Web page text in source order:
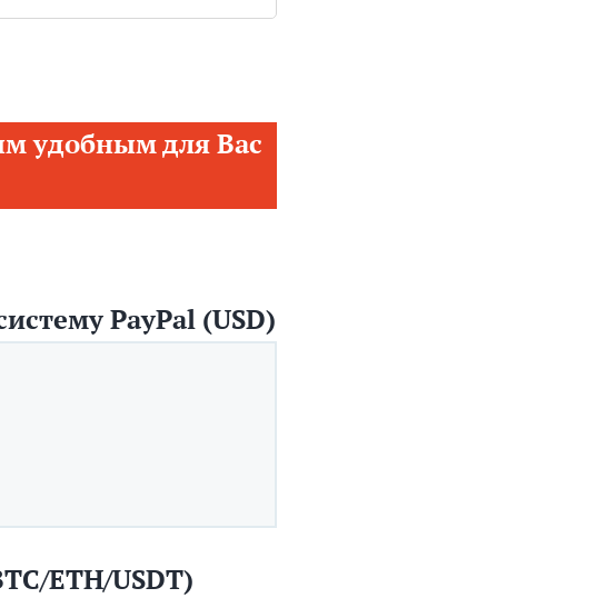
удобным для Вас
PayPal (USD)
ETH/USDT)